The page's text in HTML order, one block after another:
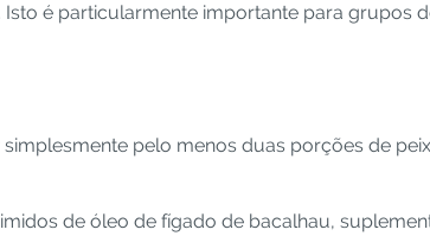
é particularmente importante para grupos
pelo menos duas porções de
de óleo de fígado de bacalhau,